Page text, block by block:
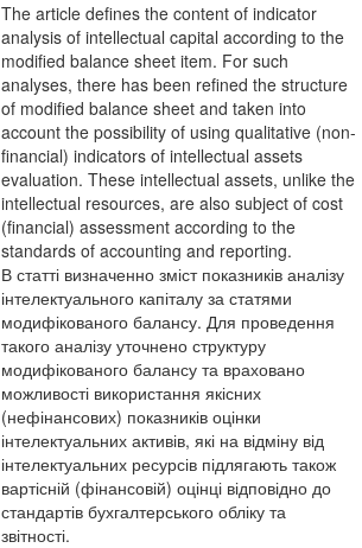
The article defines the content of indicator
analysis of intellectual capital according to the
modified balance sheet item. For such
analyses, there has been refined the structure
of modified balance sheet and taken into
account the possibility of using qualitative (non-
financial) indicators of intellectual assets
evaluation. These intellectual assets, unlike the
intellectual resources, are also subject of cost
(financial) assessment according to the
standards of accounting and reporting.
В статті визначенно зміст показників аналізу
інтелектуального капіталу за статями
модифікованого балансу. Для проведення
такого аналізу уточнено структуру
модифікованого балансу та враховано
можливості використання якісних
(нефінансових) показників оцінки
інтелектуальних активів, які на відміну від
інтелектуальних ресурсів підлягають також
вартісній (фінансовій) оцінці відповідно до
стандартів бухгалтерського обліку та
звітності.